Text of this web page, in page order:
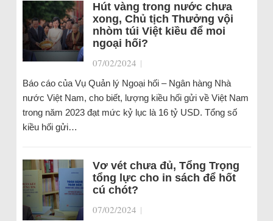
Hút vàng trong nước chưa
xong, Chủ tịch Thưởng vội
nhòm túi Việt kiều để moi
ngoại hối?
07/02/2024 |
Báo cáo của Vụ Quản lý Ngoại hối – Ngân hàng Nhà
nước Việt Nam, cho biết, lượng kiều hối gửi về Việt Nam
trong năm 2023 đạt mức kỷ lục là 16 tỷ USD. Tổng số
kiều hối gửi…
Vơ vét chưa đủ, Tổng Trọng
tổng lực cho in sách để hốt
cú chót?
07/02/2024 |